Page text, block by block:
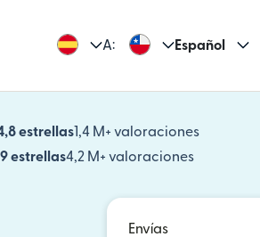
A: Español
estrellas1,4 M+ valoraciones
(se abre
estrellas4,2 M+ valoraciones
(se abre
Envías